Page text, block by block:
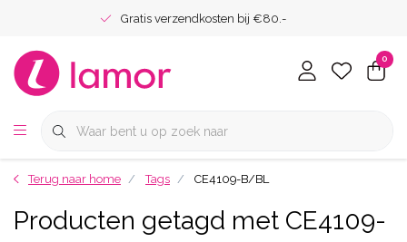
Gratis verzendkosten bij €80.-
0
Terug naar home Tags CE4109-B/BL
Producten getagd met CE4109-